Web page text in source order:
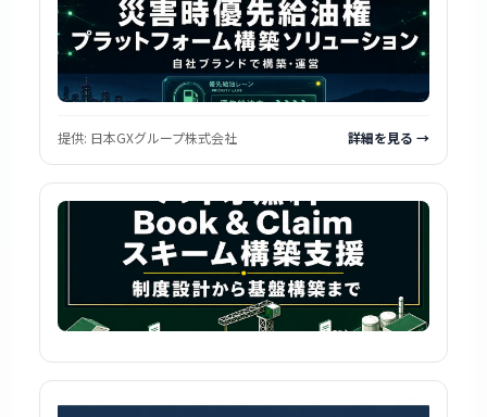
提供: 日本GXグループ株式会社 詳細を見る →